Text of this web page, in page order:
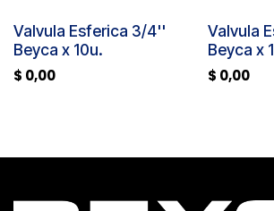
Valvula Esferica 3/4''
Beyca x 10u.
$ 0,00
Valvula
Beyca x
$ 0,00